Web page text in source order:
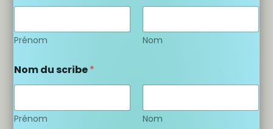
Prénom Nom
Nom du scribe*
Prénom Nom